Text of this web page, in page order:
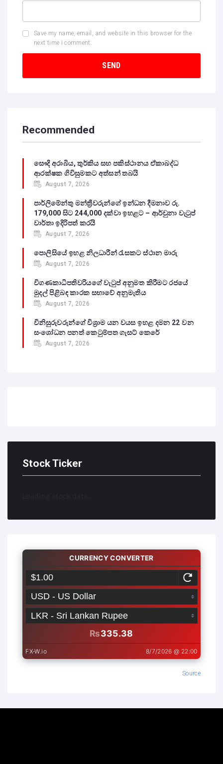
Save my name, email, and website in this browser for the
next time I comment.
Recommended
සෞදි අරාබිය, තුර්කිය සහ පකිස්ථානය ඒකාබද්ධ
ආරක්ෂක ගිවිසුමකට අත්සන් තබයි
August 7, 2026
පාර්ලිමේන්තු මන්ත්‍රීවරුන්ගේ ඉන්ධන දීමනාව රු.
179,000 සිට 244,000 දක්වා ඉහළට – ආර්චුනා වැටුප්
වාර්තා ඉදිරිපත් කරයි
August 7, 2026
පොලිසියේ ඉහළ නිලධාරීන් රැසකට ස්ථාන මාරු
August 7, 2026
විගණකාධිපතිවරියගේ වැටුප් අනුමත කිරීමට රජයේ
මුදල් පිළිබඳ කාරක සභාවේ අනුමැතිය
August 7, 2026
විනිසුරුවරුන්ගේ විශ්‍රාම යන වයස ඉහළ දමන 22 වන
සංශෝධන පනත් කෙටුම්පත ගැසට් කෙරේ
August 7, 2026
Stock Ticker
Loading stock data...
Source